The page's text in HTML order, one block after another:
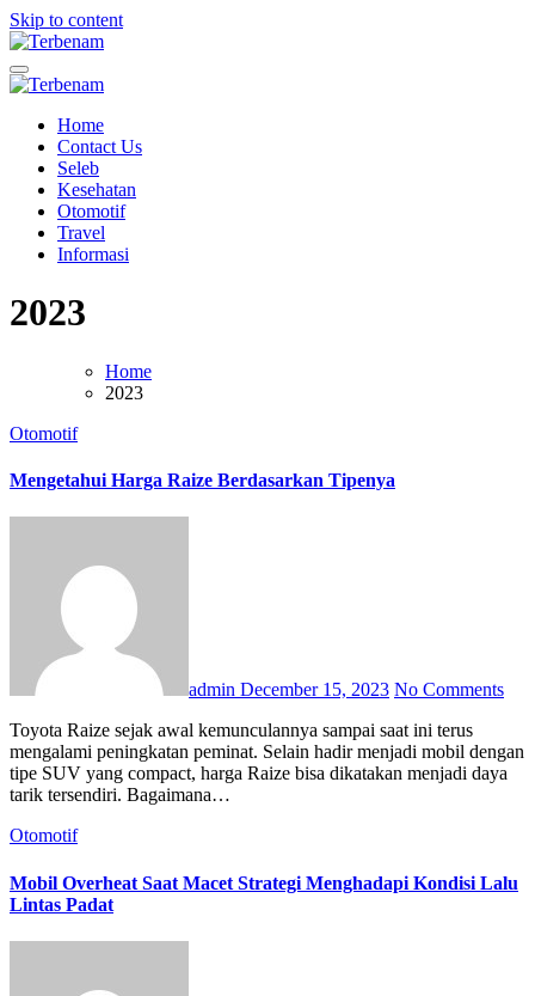
Skip to content
Terbenam
Blog terbenam senja
Blog terbenam senja
Home
Contact Us
Seleb
Kesehatan
Otomotif
Travel
Informasi
2023
Home
2023
Otomotif
Mengetahui Harga Raize Berdasarkan Tipenya
admin December 15, 2023 No Comments
Toyota Raize sejak awal kemunculannya sampai saat ini terus
mengalami peningkatan peminat. Selain hadir menjadi mobil dengan
tipe SUV yang compact, harga Raize bisa dikatakan menjadi daya
tarik tersendiri. Bagaimana…
Otomotif
Mobil Overheat Saat Macet Strategi Menghadapi Kondisi Lalu
Lintas Padat